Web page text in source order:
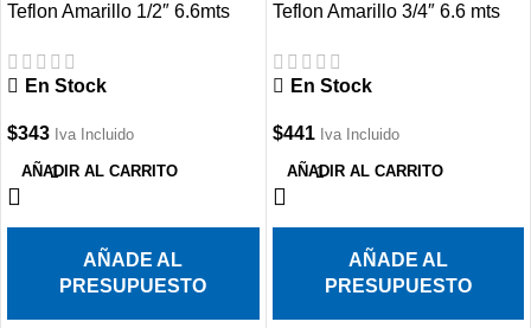
Teflon Amarillo 1/2″ 6.6mts
En Stock
$343 Iva Incluido
AÑADIR AL CARRITO
AÑADE AL
PRESUPUESTO
Teflon Amarillo 3/4″ 6.6 mts
En Stock
$441 Iva Incluido
AÑADIR AL CARRITO
AÑADE AL
PRESUPUESTO